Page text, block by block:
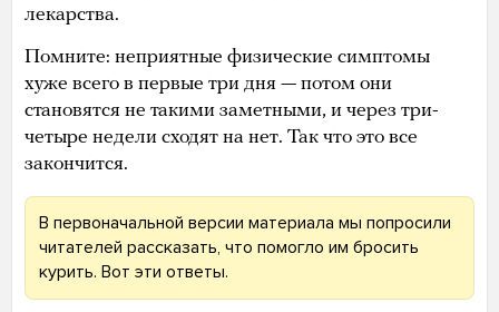
лекарства.
Помните: неприятные физические симптомы
хуже всего в первые три дня — потом они
становятся не такими заметными, и через три-
четыре недели сходят на нет. Так что это все
закончится.
В первоначальной версии материала мы попросили
читателей рассказать, что помогло им бросить
курить. Вот эти ответы.